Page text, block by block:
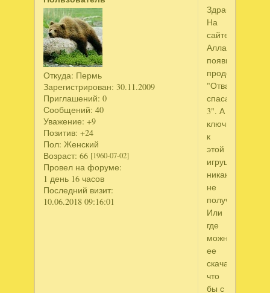
Откуда: Пермь
Зарегистрирован: 30.11.2009
Приглашений: 0
Сообщений: 40
Уважение: +9
Позитив: +24
Пол: Женский
Возраст: 66 [1960-07-02]
Провел на форуме:
1 день 16 часов
Последний визит:
10.06.2018 09:16:01
Здравствуйте.
На
сайте
Аллавара
появилось
продолжение
"Отважные
спасатели
3". А
ключик
к
этой
игрушке
никак
не
получить?
Или
где
можно
ее
скачать,
что
бы с